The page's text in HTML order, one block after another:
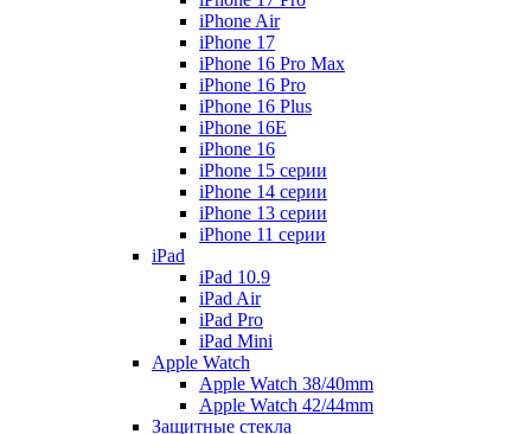
iPhone Air
iPhone 17
iPhone 16 Pro Max
iPhone 16 Pro
iPhone 16 Plus
iPhone 16E
iPhone 16
iPhone 15 серии
iPhone 14 серии
iPhone 13 серии
iPhone 11 серии
iPad
iPad 10.9
iPad Air
iPad Pro
iPad Mini
Apple Watch
Apple Watch 38/40mm
Apple Watch 42/44mm
Защитные стекла